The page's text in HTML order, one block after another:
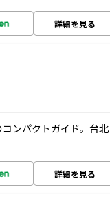
詳細を見る
ンパクトガイド。台北
詳細を見る